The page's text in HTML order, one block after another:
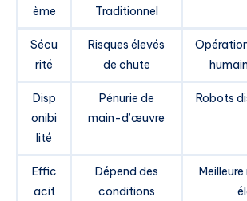
ème
Traditionnel
Sécu
rité
Risques élevés
de chute
Disp
onibi
lité
Pénurie de
main-d’œuvre
Robots
Effic
acit
Dépend des
conditions